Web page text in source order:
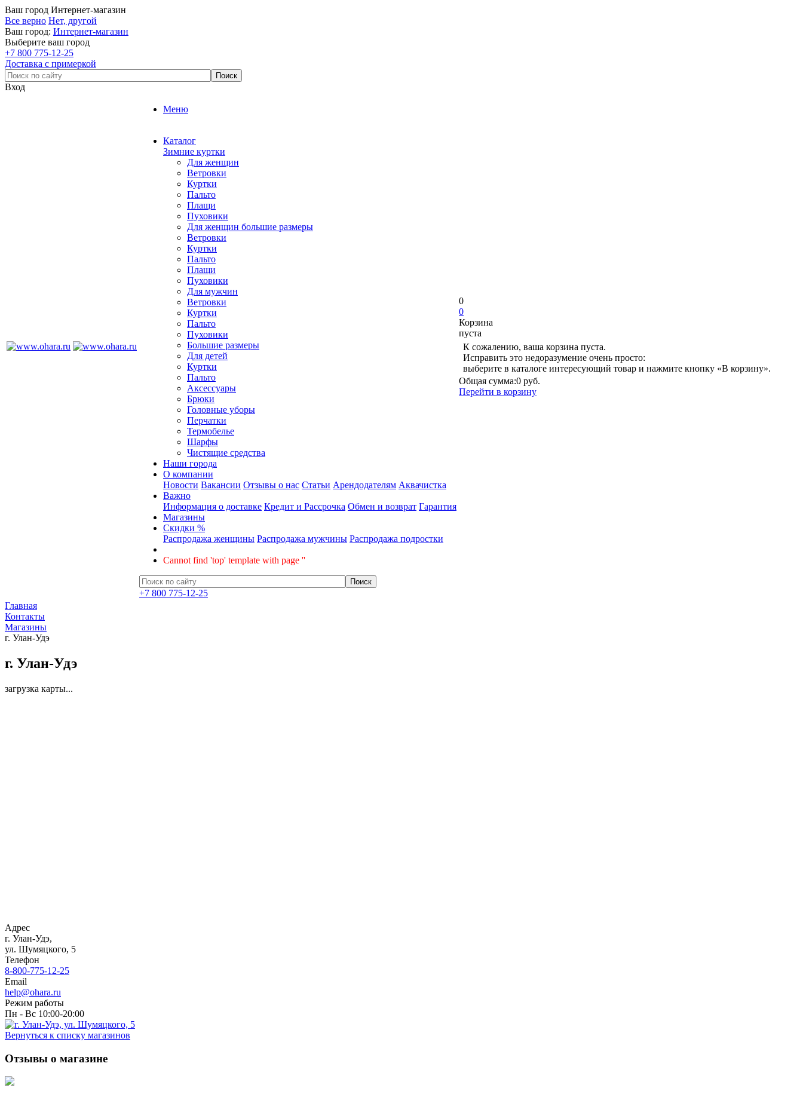
Ваш город Интернет-магазин
Все верно Нет, другой
Ваш город: Интернет-магазин
Выберите ваш город
+7 800 775-12-25
Доставка с примеркой
Вход
Меню
Каталог
Зимние куртки
Для женщин
Ветровки
Куртки
Пальто
Плащи
Пуховики
Для женщин большие размеры
Ветровки
Куртки
Пальто
Плащи
Пуховики
Для мужчин
Ветровки
Куртки
Пальто
Пуховики
Большие размеры
Для детей
Куртки
Пальто
Аксессуары
Брюки
Головные уборы
Перчатки
Термобелье
Шарфы
Чистящие средства
Наши города
О компании
Новости Вакансии Отзывы о нас Статьи Арендодателям Аквачистка
Важно
Информация о доставке Кредит и Рассрочка Обмен и возврат Гарантия
Магазины
Скидки %
Распродажа женщины Распродажа мужчины Распродажа подростки
Cannot find 'top' template with page ''
+7 800 775-12-25
0
0
Корзина
пуста
К сожалению, ваша корзина пуста.
Исправить это недоразумение очень просто:
выберите в каталоге интересующий товар и нажмите кнопку «В корзину».
Общая сумма:0 руб.
Перейти в корзину
Главная
Контакты
Магазины
г. Улан-Удэ
г. Улан-Удэ
загрузка карты...
Адрес
г. Улан-Удэ,
ул. Шумяцкого, 5
Телефон
8-800-775-12-25
Email
help@ohara.ru
Режим работы
Пн - Вс 10:00-20:00
Вернуться к списку магазинов
Отзывы о магазине